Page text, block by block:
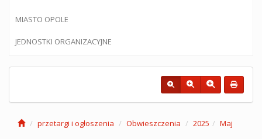
MIASTO OPOLE
JEDNOSTKI ORGANIZACYJNE
przetargi i ogłoszenia Obwieszczenia 2025 Maj